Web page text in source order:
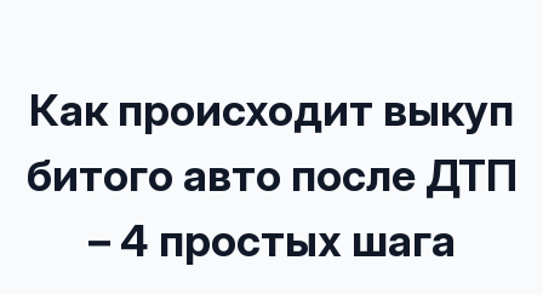
Как происходит выкуп
битого авто после ДТП
– 4 простых шага